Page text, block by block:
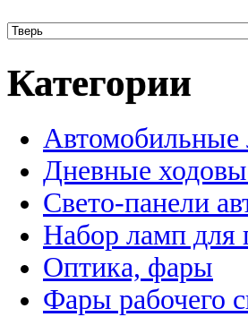
Категории
Дневные
Свето-панели
Набор ламп для
Оптика, фары
Фары рабочего